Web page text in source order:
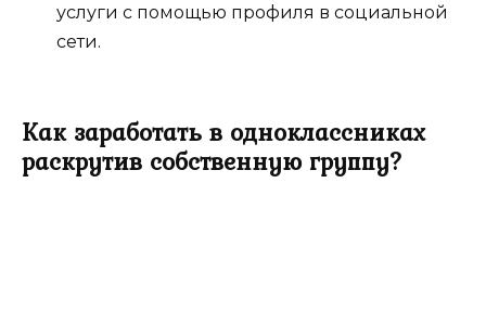
услуги с помощью профиля в социальной
сети.
Как заработать в одноклассниках
раскрутив собственную группу?